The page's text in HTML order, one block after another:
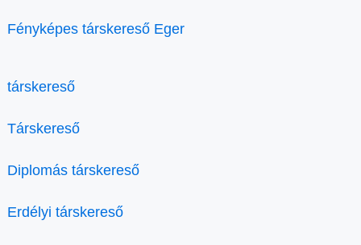
Fényképes társkereső Eger
társkereső
Társkereső
Diplomás társkereső
Erdélyi társkereső